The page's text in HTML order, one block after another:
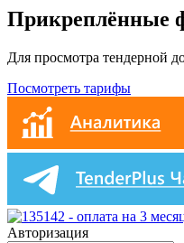
Прикреплённые
Для просмотра тендерной
Посмотреть тарифы
Авторизация